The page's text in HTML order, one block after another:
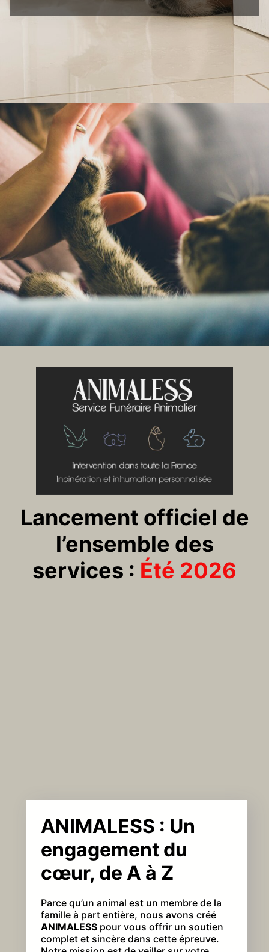
Lancement officiel de
l’ensemble des
services : Été 2026
ANIMALESS : Un
engagement du
cœur, de A à Z
Parce qu’un animal est un membre de la
famille à part entière, nous avons créé
ANIMALESS pour vous offrir un soutien
complet et sincère dans cette épreuve.